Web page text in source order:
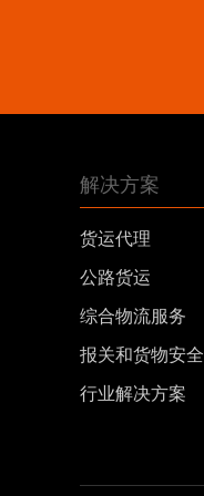
解决方案
货运代理
公路货运
综合物流服务
报关和货物安全
行业解决方案